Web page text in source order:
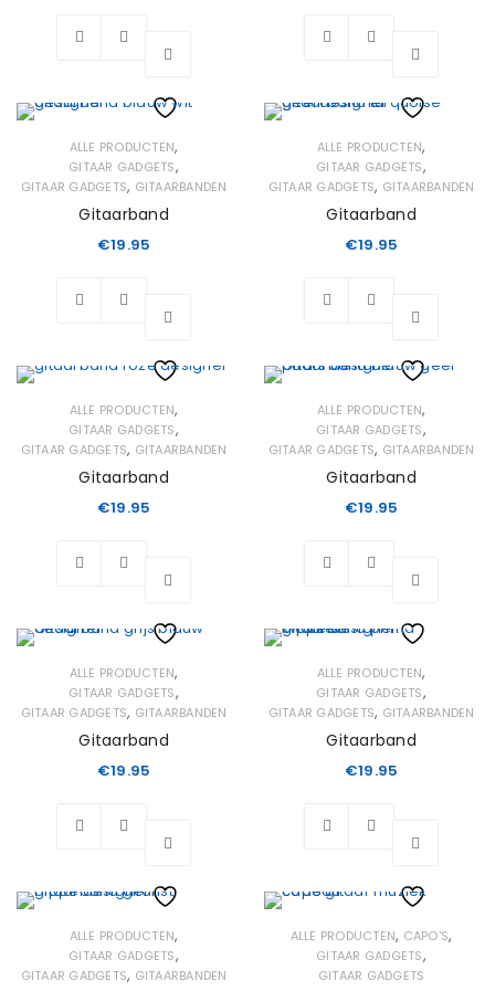
Wishlist Wishlist
ALLE PRODUCTEN,
GITAAR GADGETS,
GITAAR GADGETS, GITAARBANDEN
Gitaarband
€19.95
Wishlist
ALLE PRODUCTEN,
GITAAR GADGETS,
GITAAR GADGETS, GITAARBANDEN
Gitaarband
€19.95
Wishlist
ALLE PRODUCTEN,
GITAAR GADGETS,
GITAAR GADGETS, GITAARBANDEN
Gitaarband
€19.95
Wishlist
ALLE PRODUCTEN,
GITAAR GADGETS,
GITAAR GADGETS, GITAARBANDEN
Gitaarband
€19.95
Wishlist
ALLE PRODUCTEN,
GITAAR GADGETS,
GITAAR GADGETS, GITAARBANDEN
Gitaarband
€19.95
Wishlist
ALLE PRODUCTEN,
GITAAR GADGETS,
GITAAR GADGETS, GITAARBANDEN
Gitaarband
€19.95
Wishlist
ALLE PRODUCTEN,
GITAAR GADGETS,
GITAAR GADGETS, GITAARBANDEN
ALLE PRODUCTEN, CAPO'S,
GITAAR GADGETS,
GITAAR GADGETS